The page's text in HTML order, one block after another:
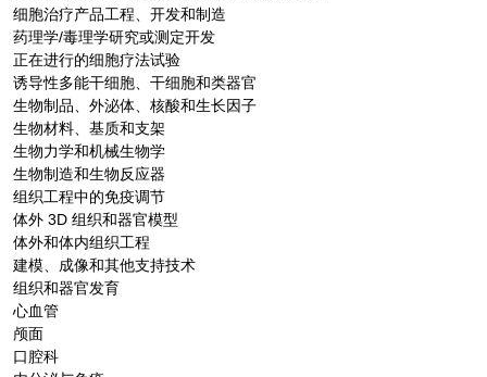
细胞治疗产品工程、开发和制造
药理学/毒理学研究或测定开发
正在进行的细胞疗法试验
诱导性多能干细胞、干细胞和类器官
生物制品、外泌体、核酸和生长因子
生物材料、基质和支架
生物力学和机械生物学
生物制造和生物反应器
组织工程中的免疫调节
体外 3D 组织和器官模型
体外和体内组织工程
建模、成像和其他支持技术
组织和器官发育
心血管
颅面
口腔科